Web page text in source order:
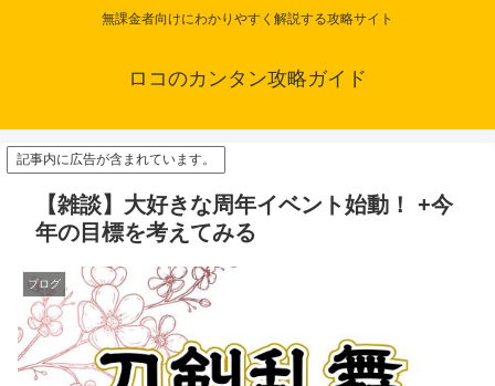
無課金者向けにわかりやすく解説する攻略サイト
ロコのカンタン攻略ガイド
記事内に広告が含まれています。
【雑談】大好きな周年イベント始動！ +今
年の目標を考えてみる
ブログ